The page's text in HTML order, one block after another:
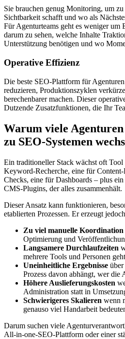
Sie brauchen genug Monitoring, um
Sichtbarkeit schafft und wo als
Für Agenturteams geht es weniger um
darum zu sehen, welche Inhalte
Unterstützung benötigen und wo
Operative Effizienz
Die beste SEO‑Plattform für
reduzieren, Produktionszyklen
berechenbarer machen. Dieser
Dutzende Zusatzfunktionen, die Ihr
Warum viele Agenturen
zu SEO‑Systemen
Ein traditioneller Stack wächst oft
Keyword‑Recherche, eine für
Checks, eine für Dashboards – plus
CMS‑Plugins, der alles zusammenhält.
Dieser Ansatz kann funktionieren,
etablierten Prozessen. Er erzeugt
Zu viel manuelle Koordination
Optimierung und
Langsamere Durchlaufzeiten
mehrere Tools und Personen geht
Uneinheitliche Ergebnisse
Prozess davon abhängt, wer die
Höhere Auslieferungskosten
Administration statt in
Schwierigeres Skalieren wenn
genauso viel Handarbeit
Darum suchen viele
All‑in‑one‑SEO‑Plattform oder einer